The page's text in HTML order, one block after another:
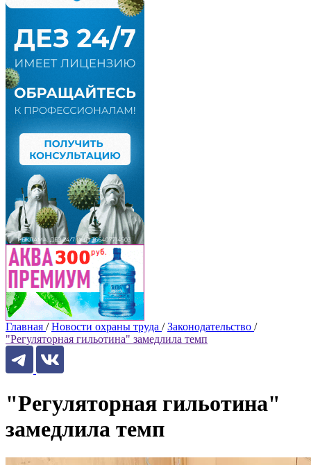
Главная / Новости охраны труда / Законодательство /
"Регуляторная гильотина" замедлила темп
"Регуляторная гильотина"
замедлила темп